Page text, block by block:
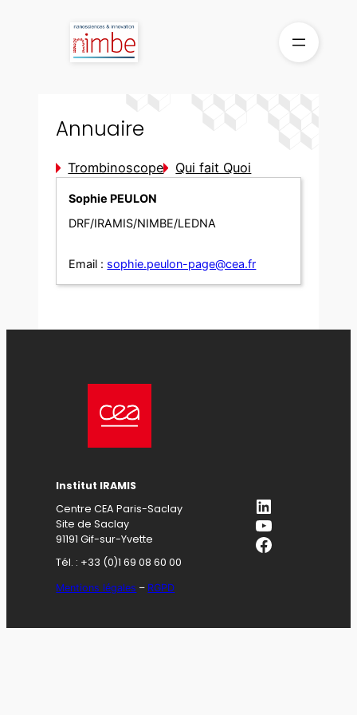
Annuaire
Trombinoscope Qui fait Quoi
Sophie PEULON
DRF/IRAMIS/NIMBE/LEDNA
Email : sophie.peulon-page@cea.fr
Institut IRAMIS
Centre CEA Paris-Saclay
Site de Saclay
91191 Gif-sur-Yvette
Tél. : +33 (0)1 69 08 60 00
Mentions légales – RGPD
LinkedIn
YouTube
Facebook